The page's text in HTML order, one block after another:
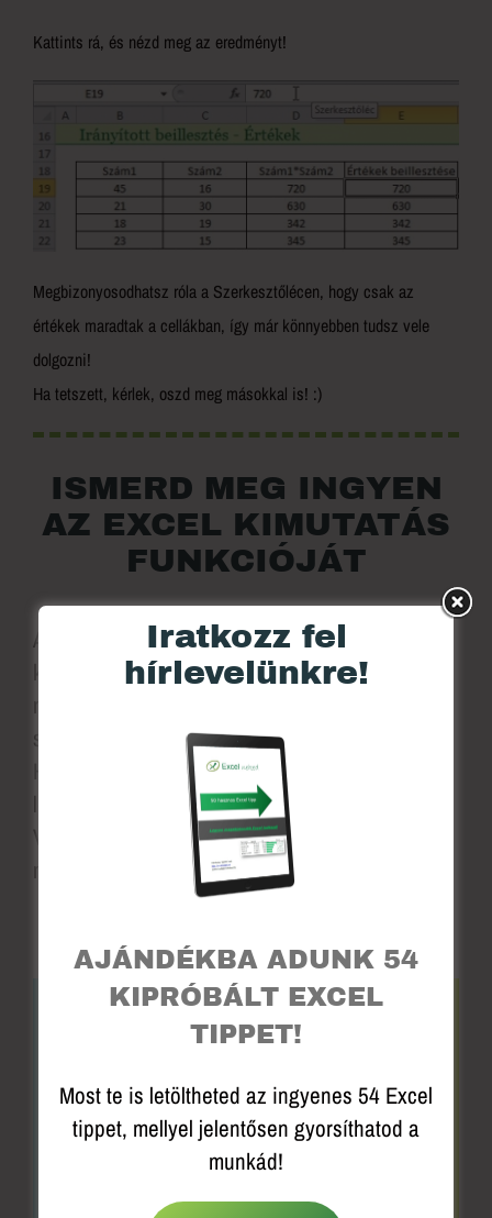
Kattints rá, és nézd meg az eredményt!
Megbizonyosodhatsz róla a Szerkesztőlécen, hogy csak az
értékek maradtak a cellákban, így már könnyebben tudsz vele
dolgozni!
Ha tetszett, kérlek, oszd meg másokkal is! :)
ISMERD MEG INGYEN
AZ EXCEL KIMUTATÁS
FUNKCIÓJÁT
Annyira fontos funkció az Excelben a
kimutatások ismerete, hogy szeretném, ha Te is
megismerhetnéd és használnád a munkád
során, így most ajándékként megkapod tőlem!
Hét rövid videóból Te magad is végigmehetsz a
lépéseken, hogy jobban megértsd működését.
Vágj bele most és használd bátran a
munkádban!
Iratkozz fel
hírlevelünkre!
AJÁNDÉKBA ADUNK 54
KIPRÓBÁLT EXCEL
TIPPET!
Most te is letöltheted az ingyenes 54 Excel
tippet, mellyel jelentősen gyorsíthatod a
munkád!